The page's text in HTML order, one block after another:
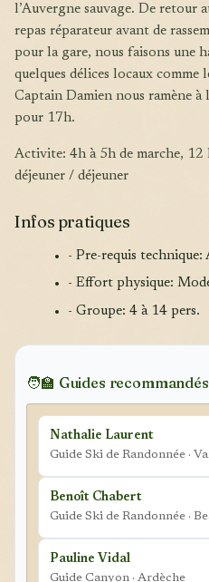
l’Auvergne sauvage. De retour
repas réparateur avant de
pour la gare, nous faisons une
quelques délices locaux comme
Captain Damien nous ramène
pour 17h.
Activite: 4h à 5h de marche, 12 km et 250m D+ | Repas: petit-
déjeuner / déjeuner
Infos pratiques
- Pre-requis technique:
- Effort physique:
- Groupe: 4 à 14 pers.
🧑‍🏫 Guides
Nathalie Laurent
Guide Ski de Randonnée ·
Benoît Chabert
Guide Ski de Randonnée ·
Pauline Vidal
Guide Canyon · Ardèche